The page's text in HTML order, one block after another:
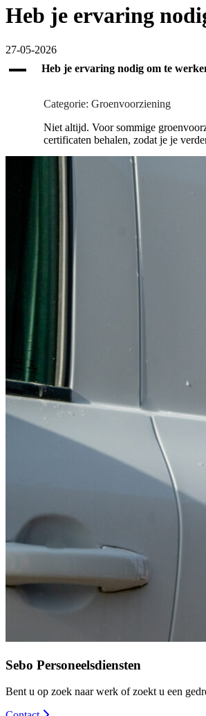
Heb je ervaring
27-05-2026
A Heb je ervaring nodig om te
Categorie: Groenvoorziening
Niet altijd. Voor sommige
certificaten behalen, zodat je je
Sebo Personeelsdiensten
Bent u op zoek naar werk of zoekt u een